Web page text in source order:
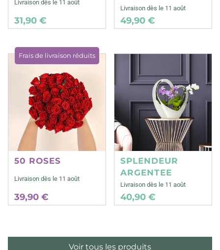
Livraison dès le 11 août
31,90 €
Livraison dès le 11 août
49,90 €
Frais de livraison réduits
50 ROSES
Livraison dès le 11 août
39,90 €
SPLENDEUR
ARGENTEE
Livraison dès le 11 août
40,90 €
Voir tous les produits